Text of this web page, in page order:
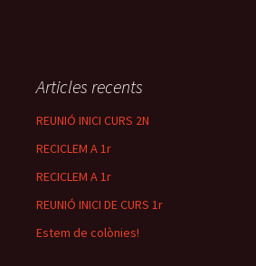
Articles recents
REUNIÓ INICI CURS 2N
RECICLEM A 1r
RECICLEM A 1r
REUNIÓ INICI DE CURS 1r
Estem de colònies!